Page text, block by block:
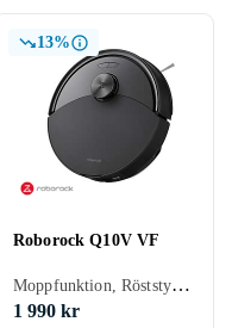
13%
Roborock Q10V VF
Moppfunktion, Röststyrning, Fjärrkontroll, Automatisk dockning, Anpassad för husdjur, Appstyrning, Automatisk mopptorkning, Dockningsstation, 150 min, 68 dB, Självtömmande
1 990 kr